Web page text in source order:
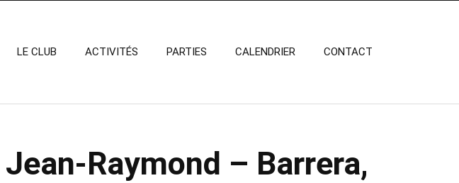
LE CLUB ACTIVITÉS PARTIES CALENDRIER CONTACT
Raymond – Barrera,